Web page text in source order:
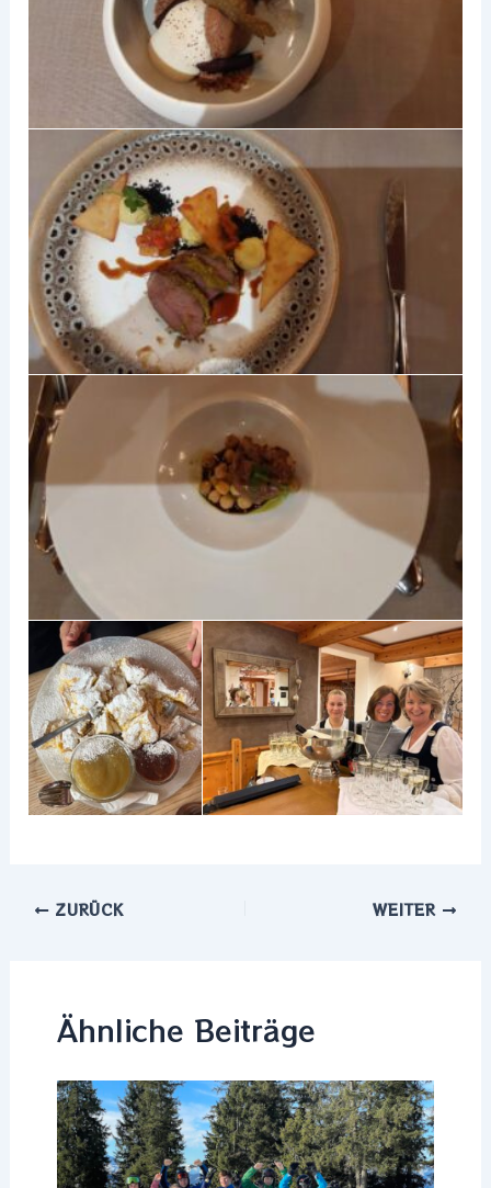
ZURÜCK WEITER
Ähnliche Beiträge